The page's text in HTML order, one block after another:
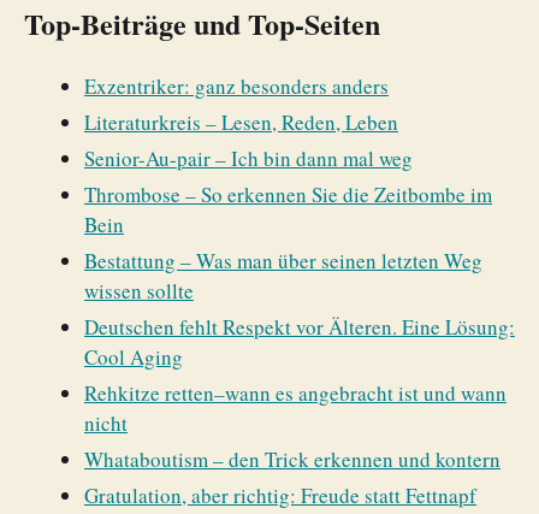
Top-Beiträge und Top-Seiten
Exzentriker: ganz besonders anders
Literaturkreis – Lesen, Reden, Leben
Senior-Au-pair – Ich bin dann mal weg
Thrombose – So erkennen Sie die Zeitbombe im
Bein
Bestattung – Was man über seinen letzten Weg
wissen sollte
Deutschen fehlt Respekt vor Älteren. Eine Lösung:
Cool Aging
Rehkitze retten–wann es angebracht ist und wann
nicht
Whataboutism – den Trick erkennen und kontern
Gratulation, aber richtig: Freude statt Fettnapf